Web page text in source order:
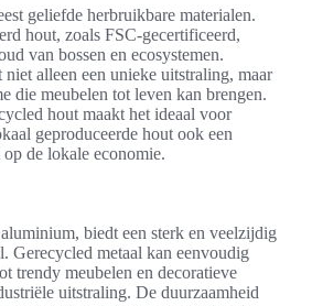
geliefde herbruikbare materialen.
hout, zoals FSC-gecertificeerd,
van bossen en ecosystemen.
alleen een unieke uitstraling, maar
die meubelen tot leven kan brengen.
hout maakt het ideaal voor
geproduceerde hout ook een
de lokale economie.
biedt een sterk en veelzijdig
Gerecycled metaal kan eenvoudig
trendy meubelen en decoratieve
uitstraling. De duurzaamheid